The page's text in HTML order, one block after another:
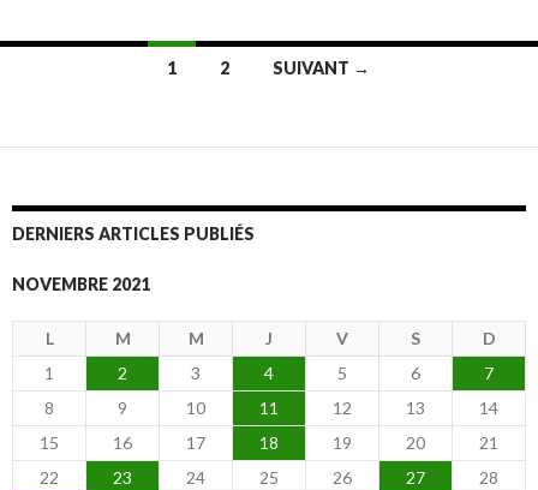
des
1 2 SUIVANT →
DERNIERS ARTICLES PUBLIÉS
NOVEMBRE 2021
L M M J V S D
1 2 3 4 5 6
7
8
9 10 11 12 13
14
15
16 17 18 19 20
21
22
23 24 25 26 27
28